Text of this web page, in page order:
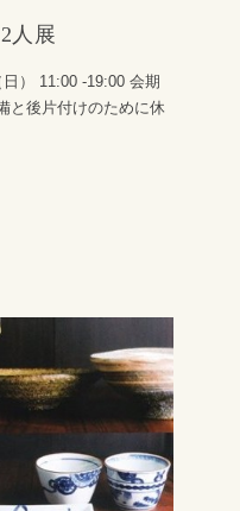
人展
） 11:00 -19:00 会期
と後片付けのために休